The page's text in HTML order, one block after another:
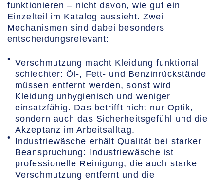
funktionieren – nicht davon, wie gut ein
Einzelteil im Katalog aussieht. Zwei
Mechanismen sind dabei besonders
entscheidungsrelevant:
Verschmutzung macht Kleidung funktional
schlechter: Öl-, Fett- und Benzinrückstände
müssen entfernt werden, sonst wird
Kleidung unhygienisch und weniger
einsatzfähig. Das betrifft nicht nur Optik,
sondern auch das Sicherheitsgefühl und die
Akzeptanz im Arbeitsalltag.
Industriewäsche erhält Qualität bei starker
Beanspruchung: Industriewäsche ist
professionelle Reinigung, die auch starke
Verschmutzung entfernt und die